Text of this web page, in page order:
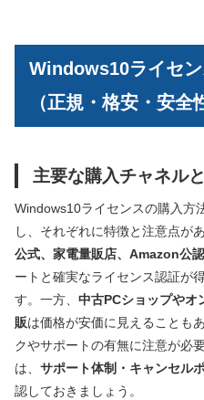
Windows10ライセ
（正規・格安・安全
主要な購入チャネル
Windows10ライセンスの購入方
し、それぞれに特徴と注意点があ
公式、家電量販店、Amazon公認
ートと確実なライセンス認証が
す。一方、 中古PCショップやオ
販は価格が安価に見えることも
クやサポートの有無に注意が必
は、 サポート体制・キャンセル
認しておきましょう。